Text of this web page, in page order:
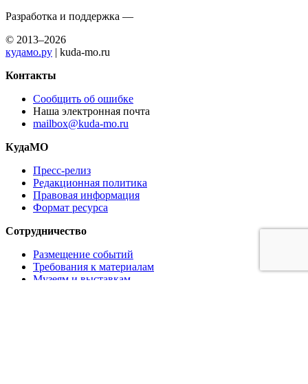
Разработка и поддержка —
© 2013–2026
кудамо.ру | kuda-mo.ru
Контакты
Сообщить об ошибке
Наша электронная почта
mailbox@kuda-mo.ru
КудаМО
Пресс-релиз
Редакционная политика
Правовая информация
Формат ресурса
Сотрудничество
Размещение событий
Требования к материалам
Музеям и выставкам